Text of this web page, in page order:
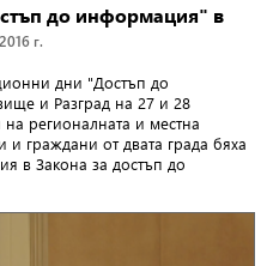
до информация" в
г.
дни "Достъп до
и Разград на 27 и 28
регионалната и местна
граждани от двата града бяха
в Закона за достъп до